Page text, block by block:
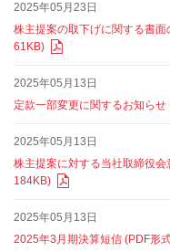
2025年05月23日
株主提案の取下げに関する書
61KB)
2025年05月13日
定款一部変更に関するお知ら
2025年05月13日
株主提案に対する当社取締役
184KB)
2025年05月13日
2025年3月期決算短信 (PDF形